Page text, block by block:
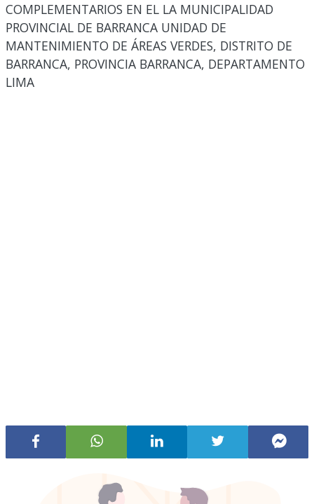
COMPLEMENTARIOS EN EL LA MUNICIPALIDAD
PROVINCIAL DE BARRANCA UNIDAD DE
MANTENIMIENTO DE ÁREAS VERDES, DISTRITO DE
BARRANCA, PROVINCIA BARRANCA, DEPARTAMENTO
LIMA